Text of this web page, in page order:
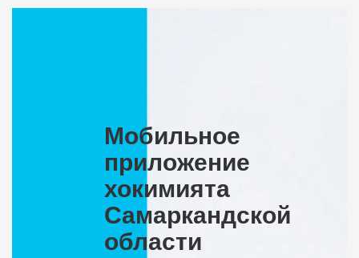
Мобильное
приложение
хокимията
Самаркандской
области